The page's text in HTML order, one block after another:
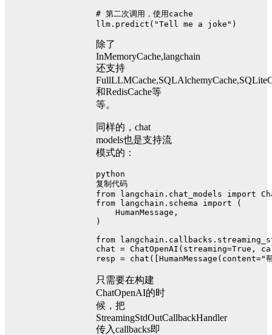
# 第二次调用，使用cache
llm.predict( "Tell me a joke" )
除了
InMemoryCache,langchain
还支持
和RedisCache等
等。
同样的，chat
models也是支持流
模式的：
python
复制代码
from langchain.chat_models import
from langchain.schema import (
    HumanMessage,
)
from
chat = ChatOpenAI(streaming=True ,
resp = chat([HumanMessage(content="
只需要在构建
ChatOpenAI的时
候，把
StreamingStdOutCallbackHandler
传入callbacks即